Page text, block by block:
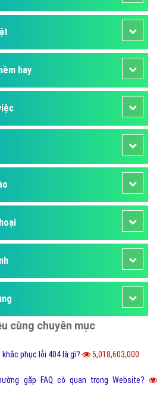
hay
cùng chuyên mục
phục lỗi 404 là gì? 5,018,603,000
gặp FAQ có quan trọng Website?